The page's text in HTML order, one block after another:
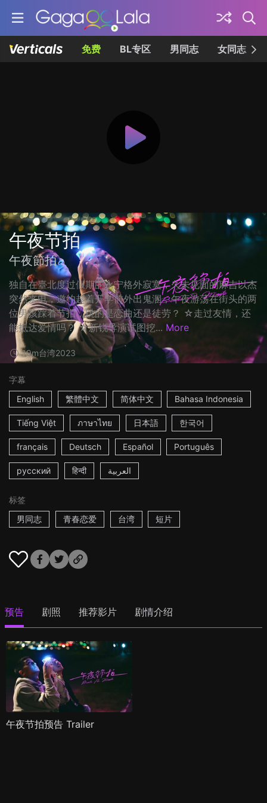
免费 BL专区 男同志 女同志
午夜节拍
午夜節拍
独自在臺北度过假期的永宁格外寂寞，久未见面的麻吉以杰
突然来电，邀约趁着开学前外出鬼溷，午夜游荡在街头的两
位男孩踩着节拍，跳的是恋曲还是徒劳？ ☆走过友情，还
能抵达爱情吗？ ☆新锐导演试图挖... More
19m台湾2023
字幕
English
繁體中文 简体中文 Bahasa Indonesia
Tiếng Việt ภาษาไทย 日本語 한국어
français Deutsch Español Português
русский हिन्दी العربية
标签
男同志
青春恋爱 台湾 短片
预告 剧照 推荐影片 剧情介绍
午夜节拍预告 Trailer